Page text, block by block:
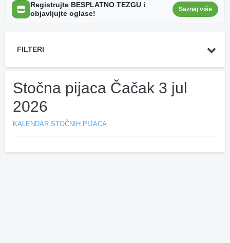
Registrujte BESPLATNO TEZGU i
objavljujte oglase!
Saznaj više
FILTERI
Stočna pijaca Čačak 3 jul
2026
KALENDAR STOČNIH PIJACA